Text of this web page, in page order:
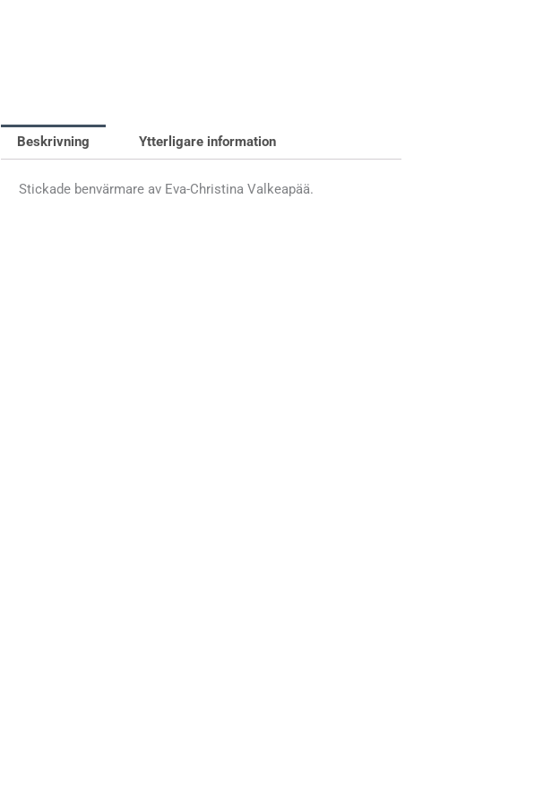
Beskrivning Ytterligare information
Stickade benvärmare av Eva-Christina Valkeapää.